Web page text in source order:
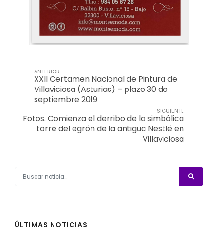
ANTERIOR
XXII Certamen Nacional de Pintura de
Villaviciosa (Asturias) – plazo 30 de
septiembre 2019
SIGUIENTE
Fotos. Comienza el derribo de la simbólica
torre del egrón de la antigua Nestlé en
Villaviciosa
ÚLTIMAS NOTICIAS